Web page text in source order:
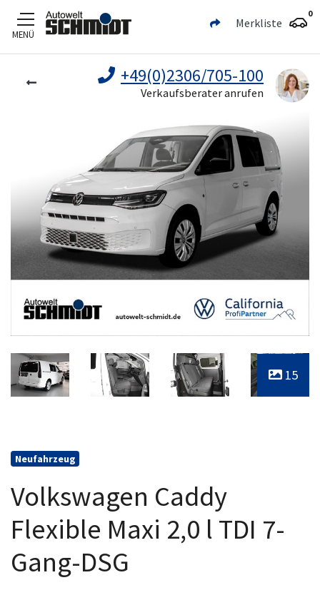
Zum Hauptinhalt
MENÜ
Merkliste
0
+49(0)2306/705-100
Verkaufsberater anrufen
15
Neufahrzeug
Volkswagen Caddy
Flexible Maxi 2,0 l TDI 7-
Gang-DSG